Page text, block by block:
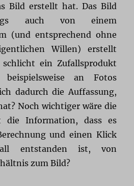
Bild erstellt hat. Das Bild
auch von einem
(und entsprechend ohne
Willen) erstellt
ein Zufallsprodukt
an Fotos
dadurch die Auffassung,
Noch wichtiger wäre die
die Information, dass es
und einen Klick
entstanden ist, von
zum Bild?